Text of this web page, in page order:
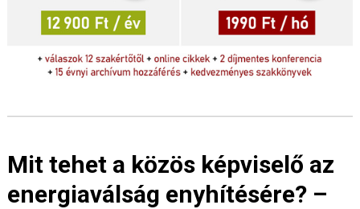
Mit tehet a közös képviselő az
energiaválság enyhítésére? –